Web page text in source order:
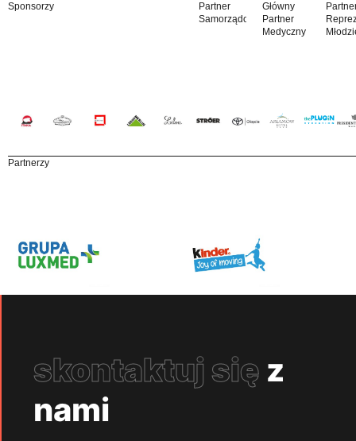
Sponsorzy
Partner
Samorządowy
Główny
Partner
Medyczny
Partnerzy
skontaktuj się z
nami